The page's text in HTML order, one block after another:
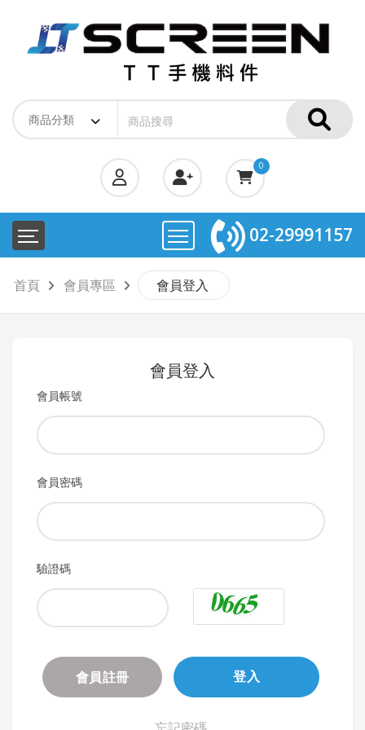
0
02-29991157
首頁 會員專區 會員登入
會員登入
會員帳號
會員密碼
驗證碼
會員註冊 登入